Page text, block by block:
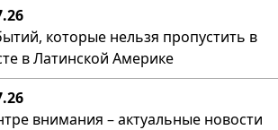
которые нельзя пропустить в
в Латинской Америке
внимания – актуальные новости